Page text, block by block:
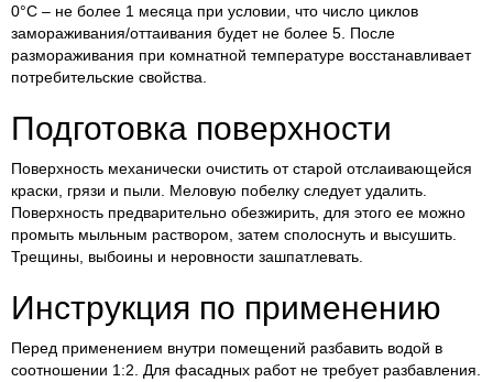
0°С – не более 1 месяца при условии, что число циклов
замораживания/оттаивания будет не более 5. После
размораживания при комнатной температуре восстанавливает
потребительские свойства.
Подготовка поверхности
Поверхность механически очистить от старой отслаивающейся
краски, грязи и пыли. Меловую побелку следует удалить.
Поверхность предварительно обезжирить, для этого ее можно
промыть мыльным раствором, затем сполоснуть и высушить.
Трещины, выбоины и неровности зашпатлевать.
Инструкция по применению
Перед применением внутри помещений разбавить водой в
соотношении 1:2. Для фасадных работ не требует разбавления.